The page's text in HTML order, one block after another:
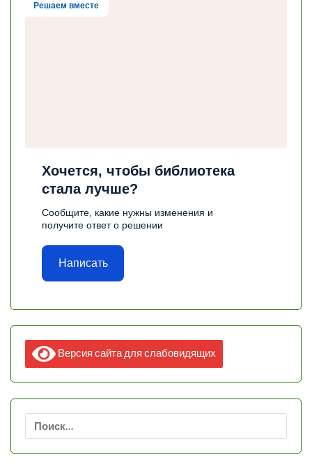
Решаем вместе
Хочется, чтобы библиотека
стала лучше?
Сообщите, какие нужны изменения и
получите ответ о решении
Написать
Версия сайта для слабовидящих